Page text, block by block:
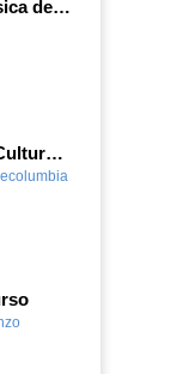
El Gabinete de Física del IES Enrique Tierno Galván de Parla (Curso 25-26)
Festival Semana Cultural 2025-26 - 1º Primaria